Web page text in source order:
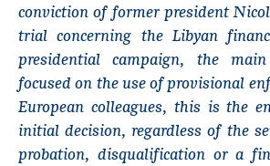
conviction of former president
trial concerning the Libyan
presidential campaign, the
focused on the use of provisional
European colleagues, this is the
initial decision, regardless of the
probation, disqualification or a